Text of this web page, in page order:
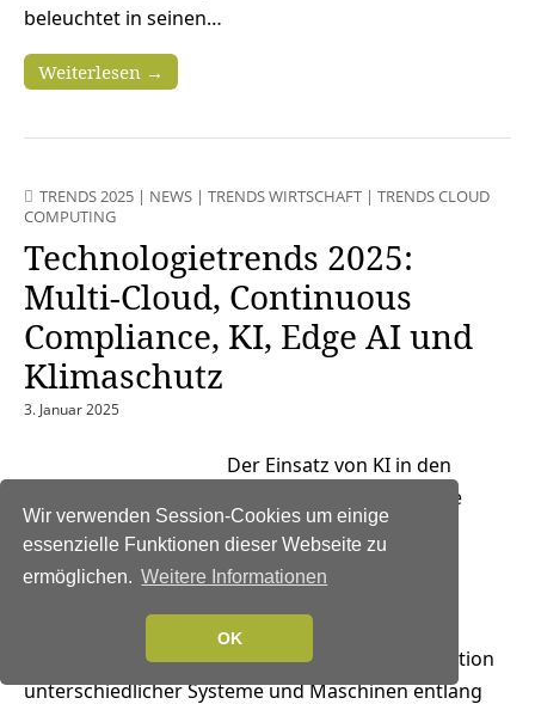
Wir verwenden Session-Cookies um einige
essenzielle Funktionen dieser Webseite zu
ermöglichen. Weitere Informationen
OK
beleuchtet in seinen…
Weiterlesen →
TRENDS 2025 | NEWS | TRENDS WIRTSCHAFT | TRENDS CLOUD
COMPUTING
Technologietrends 2025:
Multi-Cloud, Continuous
Compliance, KI, Edge AI und
Klimaschutz
3. Januar 2025
Der Einsatz von KI in den
verschiedenen Unternehmensbereichen und die
Vernetzung unterschiedlicher
organisationsübergreifenden Datenaustausch
werden im Jahr 2025 zu einem zentralen
Erfolgsfaktor werden. Um eine nahtlose Integration
unterschiedlicher Systeme und Maschinen entlang